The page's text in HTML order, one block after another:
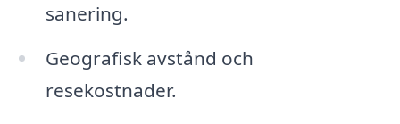
sanering.
Geografisk avstånd och
resekostnader.